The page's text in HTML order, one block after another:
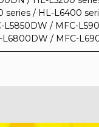
series / HL-L6400
L5850DW / MFC-
L6800DW / MFC-